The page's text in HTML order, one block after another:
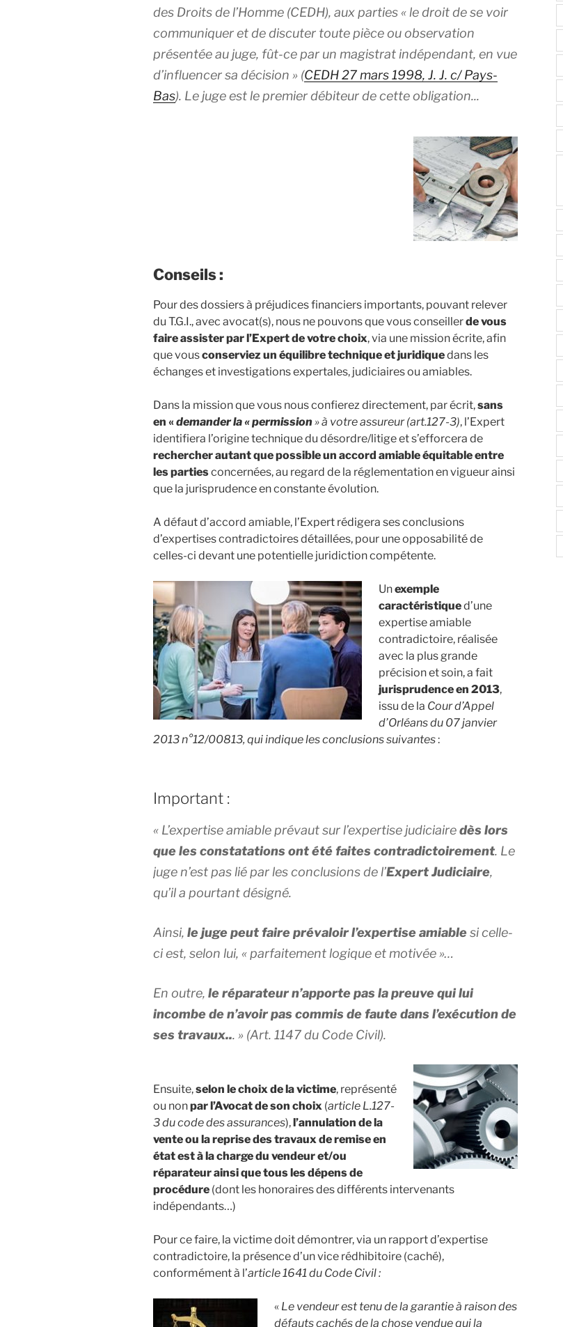
des Droits de l’Homme (CEDH), aux parties « le droit de se voir
communiquer et de discuter toute pièce ou observation
présentée au juge, fût-ce par un magistrat indépendant, en vue
d’influencer sa décision » (CEDH 27 mars 1998, J. J. c/ Pays-
Bas). Le juge est le premier débiteur de cette obligation...
Conseils :
Pour des dossiers à préjudices financiers importants, pouvant relever
du T.G.I., avec avocat(s), nous ne pouvons que vous conseillerde vous
faire assister par l’Expert de votre choix, via une mission écrite, afin
que vousconserviez un équilibre technique et juridiquedans les
échanges et investigations expertales, judiciaires ou amiables.
Dans la mission que vous nous confierez directement, par écrit,sans
en « demander la « permission» à votre assureur (art.127-3), l’Expert
identifiera l’origine technique du désordre/litige et s’efforcera de
rechercher autant que possible un accord amiable équitable entre
les partiesconcernées, au regard de la réglementation en vigueur ainsi
que la jurisprudence en constante évolution.
A défaut d’accord amiable, l’Expert rédigera ses conclusions
d’expertises contradictoires détaillées, pour une opposabilité de
celles-ci devant une potentielle juridiction compétente.
Unexemple
caractéristiqued’une
expertise amiable
contradictoire, réalisée
avec la plus grande
précision et soin, a fait
jurisprudence en 2013,
issu de la Cour d’Appel
d’Orléans du 07 janvier
2013 n°12/00813, qui indique les conclusions suivantes:
Important :
« L’expertise amiable prévaut sur l’expertise judiciairedès lors
que les constatations ont été faites contradictoirement. Le
juge n’est pas lié par les conclusions de l’Expert Judiciaire,
qu’il a pourtant désigné.
Ainsi, le juge peut faire prévaloir l’expertise amiablesi celle-
ci est, selon lui, « parfaitement logique et motivée »…
En outre, le réparateur n’apporte pas la preuve qui lui
incombe de n’avoir pas commis de faute dans l’exécution de
ses travaux... » (Art. 1147 du Code Civil).
Ensuite,selon le choix de la victime, représenté
ou nonpar l’Avocat de son choix (article L.127-
3 du code des assurances), l’annulation de la
vente ou la reprise des travaux de remise en
état est à la charge du vendeur et/ou
réparateur ainsi que tous les dépens de
procédure (dont les honoraires des différents intervenants
indépendants…)
Pour ce faire, la victime doit démontrer, via un rapport d’expertise
contradictoire, la présence d’un vice rédhibitoire (caché),
conformément à l’article 1641 du Code Civil :
« Le vendeur est tenu de la garantie à raison des
défauts cachés de la chose vendue qui la